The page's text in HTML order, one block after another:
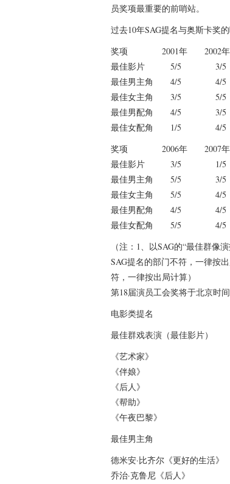
员奖项最重要的前哨站。
过去10年SAG提名与奥斯卡奖
奖项 2001年 2002年
最佳影片 5/
最佳男主角 4/
最佳女主角 3/
最佳男配角 4/
最佳女配角 1/
奖项 2006年 2007年
最佳影片 3/
最佳男主角 5/
最佳女主角 5/
最佳男配角 4/
最佳女配角 5/
（注：1、以SAG的“最佳群像
SAG提名的部门不符，一律按
符，一律按出局计算）
第18届演员工会奖将于北京时间
电影类提名
最佳群戏表演（最佳影片）
《艺术家》
《伴娘》
《后人》
《帮助》
《午夜巴黎》
最佳男主角
德米安·比齐尔《更好的生活》
乔治·克鲁尼《后人》